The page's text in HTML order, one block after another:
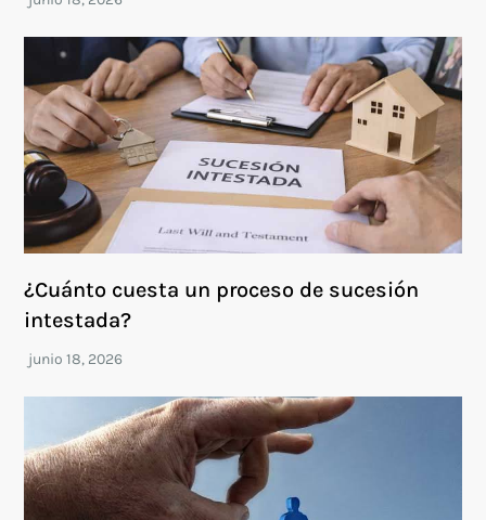
¿Cuánto cuesta un proceso de sucesión
intestada?